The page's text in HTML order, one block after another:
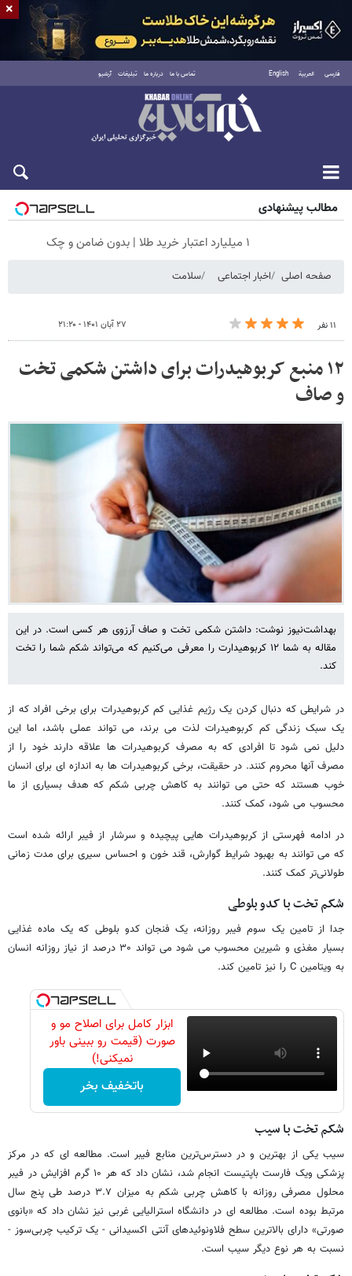
فارسی العربية English تماس با ما درباره ما تبلیغات آرشیو
شنبه ۱۷ مرداد ۱۴۰۵
مطالب پیشنهادی
۱ میلیارد اعتبار خرید طلا | بدون ضامن و چک
صفحه اصلی اخبار اجتماعی سلامت
۱۱ نفر ۲۷ آبان ۱۴۰۱ - ۲۱:۲۰
۱۲ منبع کربوهیدرات‌ برای داشتن شکمی تخت
و صاف
بهداشت‌نیوز نوشت: داشتن شکمی تخت و صاف آرزوی هر کسی است. در این
مقاله به شما ۱۲ کربوهیدارت را معرفی می‌کنیم که می‌تواند شکم شما را تخت
کند.
در شرایطی که دنبال کردن یک رژیم غذایی کم کربوهیدرات برای برخی افراد که از
یک سبک زندگی کم کربوهیدرات لذت می برند، می تواند عملی باشد، اما این
دلیل نمی شود تا افرادی که به مصرف کربوهیدرات ها علاقه دارند خود را از
مصرف آنها محروم کنند. در حقیقت، برخی کربوهیدرات ها به اندازه ای برای انسان
خوب هستند که حتی می توانند به کاهش چربی شکم که هدف بسیاری از ما
محسوب می شود، کمک کنند.
در ادامه فهرستی از کربوهیدرات هایی پیچیده و سرشار از فیبر ارائه شده است
که می توانند به بهبود شرایط گوارش، قند خون و احساس سیری برای مدت زمانی
طولانی‌تر کمک کنند.
شکم تخت با کدو بلوطی
جدا از تامین یک سوم فیبر روزانه، یک فنجان کدو بلوطی که یک ماده غذایی
بسیار مغذی و شیرین محسوب می شود می تواند ۳۰ درصد از نیاز روزانه انسان
به ویتامین C را نیز تامین کند.
ابزار کامل برای اصلاح مو و
صورت (قیمت رو ببینی باور
نمیکنی!)
باتخفیف بخر
شکم تخت با سیب
سیب یکی از بهترین و در دسترس‌ترین منابع فیبر است. مطالعه ای که در مرکز
پزشکی ویک فارست باپتیست انجام شد، نشان داد که هر ۱۰ گرم افزایش در فیبر
محلول مصرفی روزانه با کاهش چربی شکم به میزان ۳.۷ درصد طی پنج سال
مرتبط بوده است. مطالعه ای در دانشگاه استرالیایی غربی نیز نشان داد که «بانوی
صورتی» دارای بالاترین سطح فلاونوئیدهای آنتی اکسیدانی - یک ترکیب چربی‌سوز -
نسبت به هر نوع دیگر سیب است.
×